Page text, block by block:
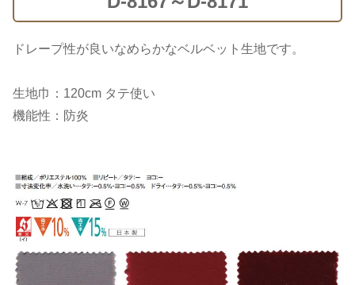
ドレープ性が良いなめらかなベルベット生地です。
生地巾：120cm タテ使い
機能性：防炎